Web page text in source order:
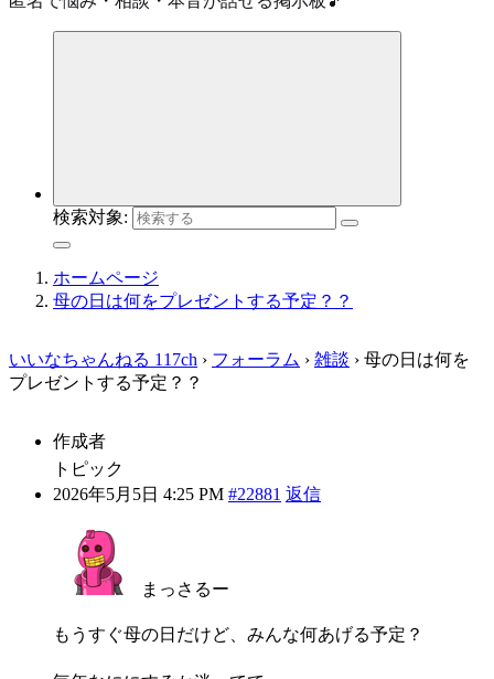
検索対象:
ホームページ
母の日は何をプレゼントする予定？？
いいなちゃんねる 117ch › フォーラム › 雑談 › 母の日は何を
プレゼントする予定？？
作成者
トピック
2026年5月5日 4:25 PM #22881 返信
まっさるー
もうすぐ母の日だけど、みんな何あげる予定？